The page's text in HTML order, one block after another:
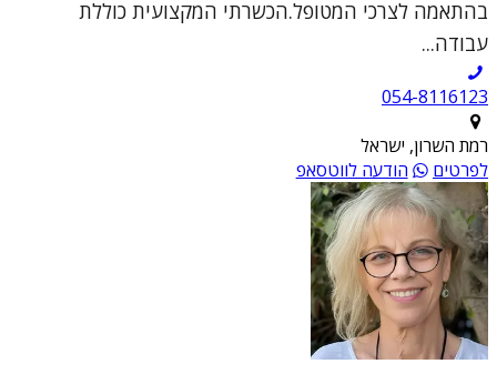
בהתאמה לצרכי המטופל.הכשרתי המקצועית כוללת
עבודה...
054-8116123
רמת השרון, ישראל
לפרטים
הודעה לווטסאפ